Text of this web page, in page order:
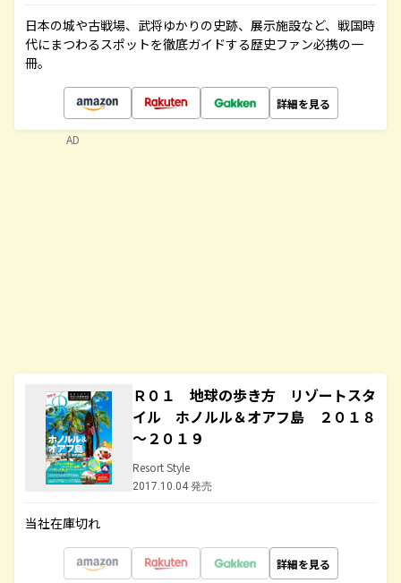
日本の城や古戦場、武将ゆかりの史跡、展示施設など、戦国時
代にまつわるスポットを徹底ガイドする歴史ファン必携の一
冊。
詳細を見る
Ｒ０１ 地球の歩き方 リゾートスタ
イル ホノルル＆オアフ島 ２０１８
～２０１９
Resort Style
2017.10.04 発売
当社在庫切れ
詳細を見る
AD